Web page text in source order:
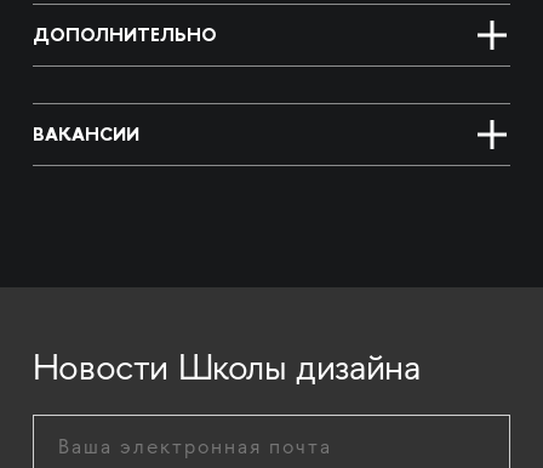
ДОПОЛНИТЕЛЬНО
ВАКАНСИИ
Новости Школы дизайна